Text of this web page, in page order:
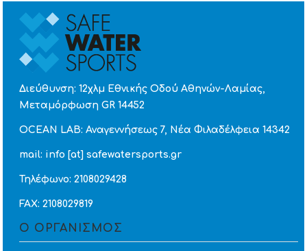
Διεύθυνση: 12χλμ Εθνικής Οδού Αθηνών-Λαμίας,
Μεταμόρφωση GR 14452
OCEAN LAB: Αναγεννήσεως 7, Νέα Φιλαδέλφεια 14342
mail: info [at] safewatersports.gr
Τηλέφωνο: 2108029428
FAX: 2108029819
Ο ΟΡΓΑΝΙΣΜΟΣ